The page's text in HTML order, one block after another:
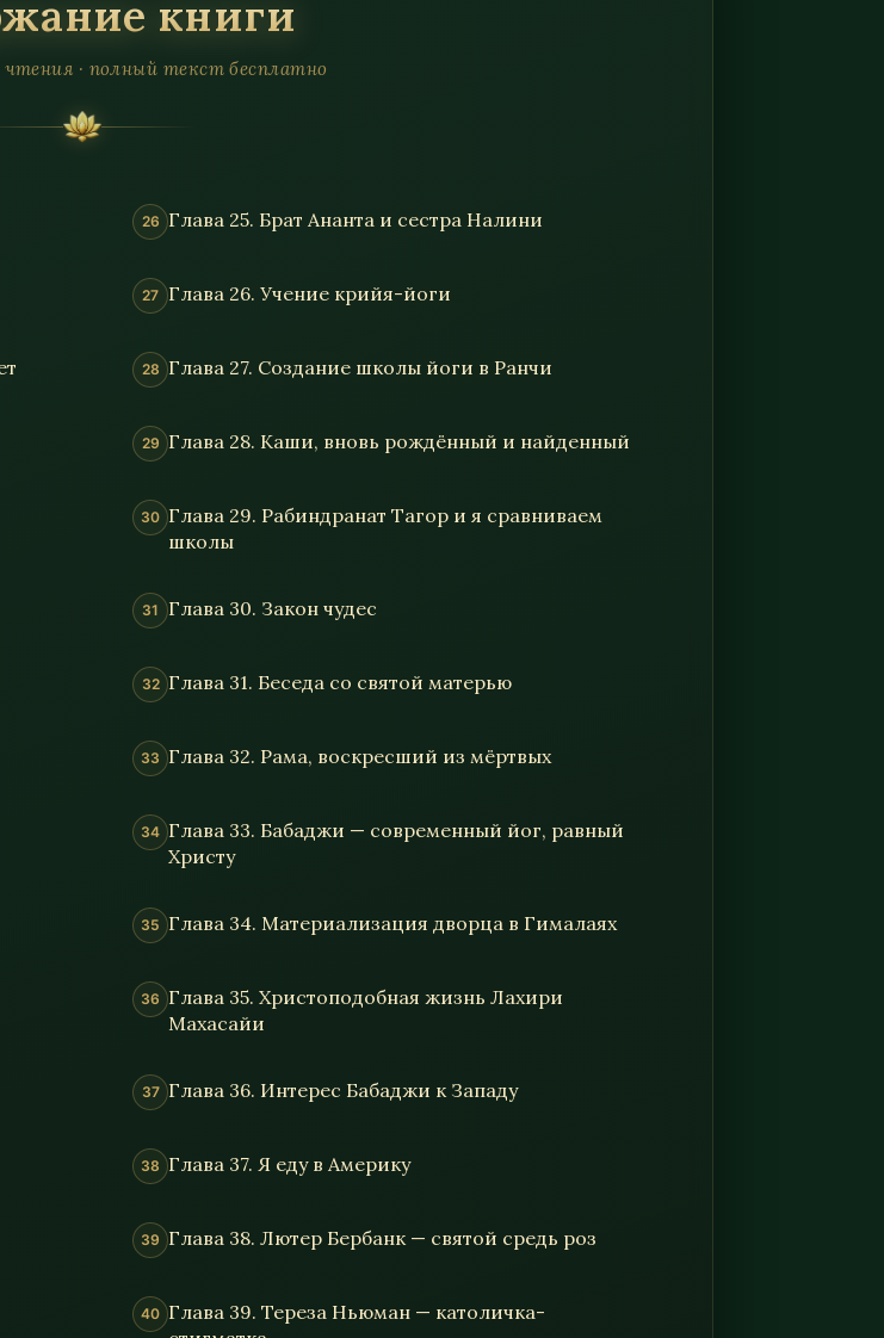
книги
чтения · полный текст бесплатно
Глава 25. Брат Ананта и сестра Налини
Глава 26. Учение крийя-йоги
Глава 27. Создание школы йоги в Ранчи
Глава 28. Каши, вновь рождённый и найденный
Глава 29. Рабиндранат Тагор и я сравниваем
школы
Глава 30. Закон чудес
Глава 31. Беседа со святой матерью
Глава 32. Рама, воскресший из мёртвых
Глава 33. Бабаджи — современный йог, равный
Христу
Глава 34. Материализация дворца в Гималаях
Глава 35. Христоподобная жизнь Лахири
Махасайи
Глава 36. Интерес Бабаджи к Западу
Глава 37. Я еду в Америку
Глава 38. Лютер Бербанк — святой средь роз
Глава 39. Тереза Ньюман — католичка-